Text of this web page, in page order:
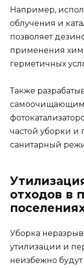
Например,
облучения и
позволяет
применения
герметичных
Также
частой уборки и
санитарный
отходов в
Уборка
утилизации и
неизбежно